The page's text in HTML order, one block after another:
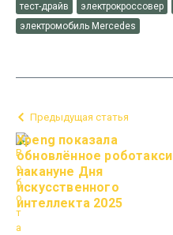
тест-драйв
электрокроссовер
электромобиль Mercedes
Предыдущая статья
Xpeng показала
обновлённое роботакси
накануне Дня
искусственного
интеллекта 2025